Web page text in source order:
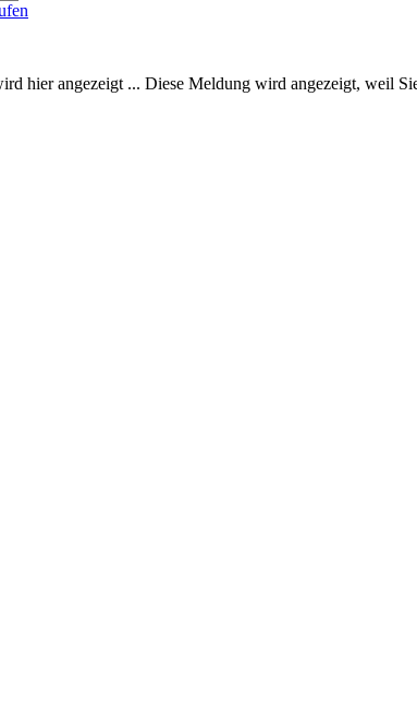
hier angezeigt ... Diese Meldung wird angezeigt, weil